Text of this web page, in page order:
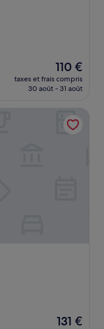
Le
nouveau
prix
de
110 €
110 €
taxes et frais compris
30 août - 31 août
Le
131 €